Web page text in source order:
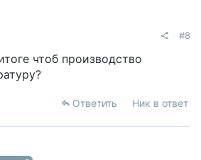
#8
чтоб производство
Ответить Ник в ответ